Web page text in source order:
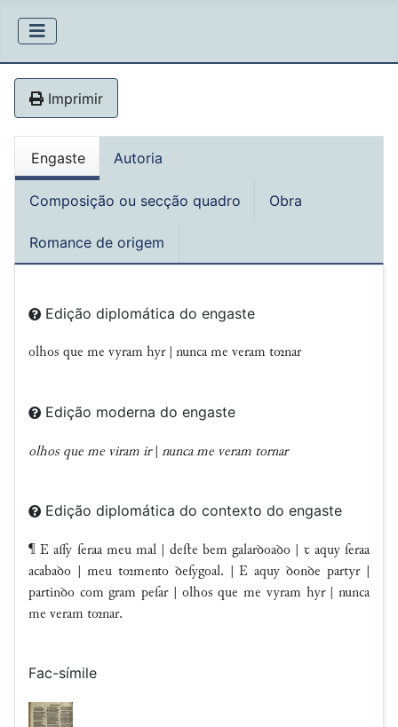
Imprimir
Engaste Autoria
Composição ou secção quadro Obra
Romance de origem
Edição diplomática do engaste
olhos que me vyram hyr | nunca me veram tnar
Edição moderna do engaste
olhos que me viram ir| nunca me veram tornar
Edição diplomática do contexto do engaste
¶ E aſſy ſeraa meu mal | deﬅe bem galarꝺoaꝺo | ꞇ aquy ſeraa
acabaꝺo | meu tmento ꝺeſygoal. | E aquy ꝺonꝺe partyr |
partinꝺo com gram peſar | olhos que me vyram hyr | nunca
me veram tnar.
Fac-símile